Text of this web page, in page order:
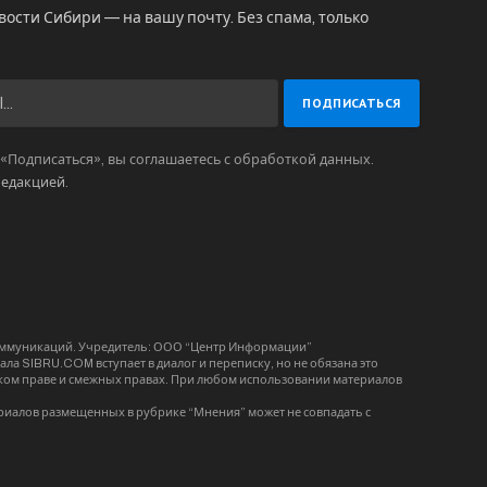
Сибири — на вашу почту. Без спама, только
вы соглашаетесь с обработкой данных.
.
Учредитель: ООО “Центр Информации”
SIBRU.COM вступает в диалог и переписку, но не обязана это
праве и смежных правах. При любом использовании материалов
размещенных в рубрике “Мнения” может не совпадать с